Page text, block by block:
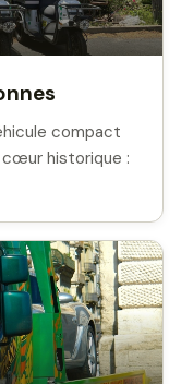
compact
historique :